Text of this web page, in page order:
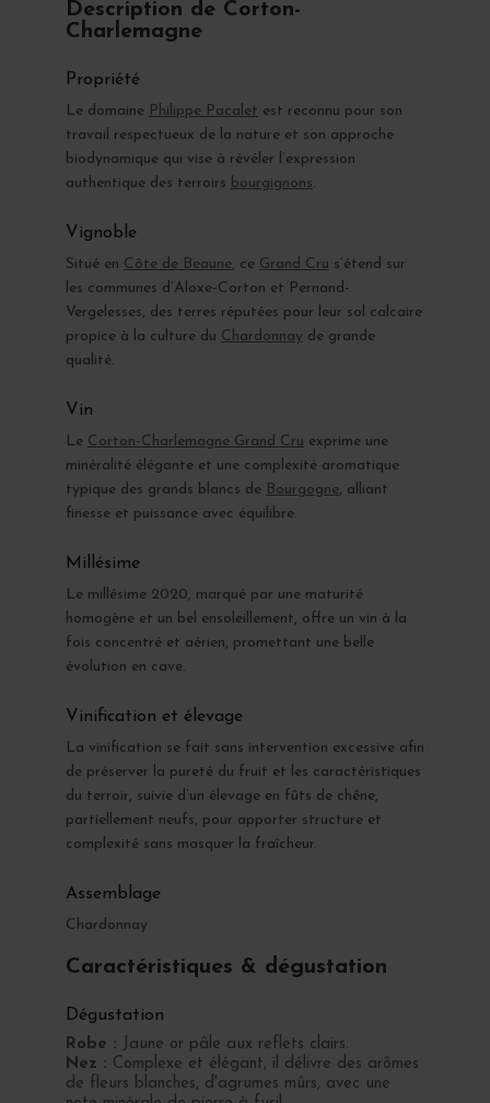
Description de Corton-
Charlemagne
Propriété
Le domaine Philippe Pacalet est reconnu pour son
travail respectueux de la nature et son approche
biodynamique qui vise à révéler l’expression
authentique des terroirs bourgignons.
Vignoble
Situé en Côte de Beaune, ce Grand Cru s’étend sur
les communes d’Aloxe-Corton et Pernand-
Vergelesses, des terres réputées pour leur sol calcaire
propice à la culture du Chardonnay de grande
qualité.
Vin
Le Corton-Charlemagne Grand Cru exprime une
minéralité élégante et une complexité aromatique
typique des grands blancs de Bourgogne, alliant
finesse et puissance avec équilibre.
Millésime
Le millésime 2020, marqué par une maturité
homogène et un bel ensoleillement, offre un vin à la
fois concentré et aérien, promettant une belle
évolution en cave.
Vinification et élevage
La vinification se fait sans intervention excessive afin
de préserver la pureté du fruit et les caractéristiques
du terroir, suivie d’un élevage en fûts de chêne,
partiellement neufs, pour apporter structure et
complexité sans masquer la fraîcheur.
Assemblage
Chardonnay
Caractéristiques & dégustation
Dégustation
Robe : Jaune or pâle aux reflets clairs.
Nez : Complexe et élégant, il délivre des arômes
de fleurs blanches, d'agrumes mûrs, avec une